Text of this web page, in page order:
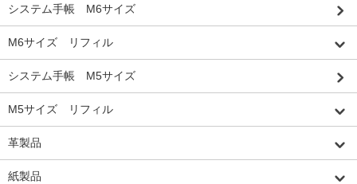
システム手帳 M6サイズ
M6サイズ リフィル
システム手帳 M5サイズ
M5サイズ リフィル
革製品
紙製品